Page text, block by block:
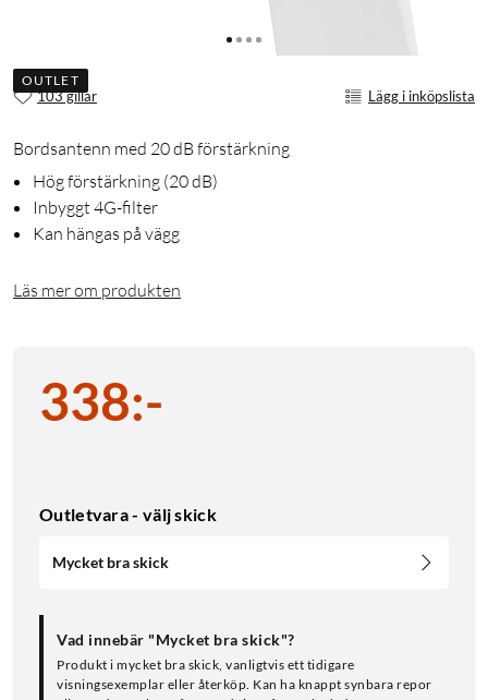
OUTLET
103 gillar Lägg i inköpslista
Bordsantenn med 20 dB förstärkning
Hög förstärkning (20 dB)
Inbyggt 4G-filter
Kan hängas på vägg
Läs mer om produkten
338:-
Outletvara - välj skick
Mycket bra skick
Vad innebär "Mycket bra skick"?
Produkt i mycket bra skick, vanligtvis ett tidigare
visningsexemplar eller återköp. Kan ha knappt synbara repor